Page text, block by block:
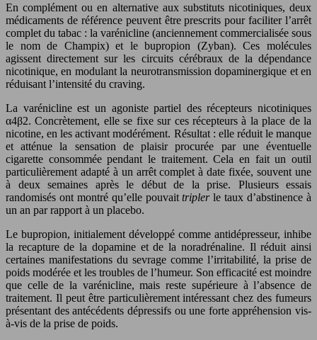
En complément ou en alternative aux substituts nicotiniques, deux
médicaments de référence peuvent être prescrits pour faciliter l’arrêt
complet du tabac : la varénicline (anciennement commercialisée sous
le nom de Champix) et le bupropion (Zyban). Ces molécules
agissent directement sur les circuits cérébraux de la dépendance
nicotinique, en modulant la neurotransmission dopaminergique et en
réduisant l’intensité du craving.
La varénicline est un agoniste partiel des récepteurs nicotiniques
α4β2. Concrètement, elle se fixe sur ces récepteurs à la place de la
nicotine, en les activant modérément. Résultat : elle réduit le manque
et atténue la sensation de plaisir procurée par une éventuelle
cigarette consommée pendant le traitement. Cela en fait un outil
particulièrement adapté à un arrêt complet à date fixée, souvent une
à deux semaines après le début de la prise. Plusieurs essais
randomisés ont montré qu’elle pouvaittriplerle taux d’abstinence à
un an par rapport à un placebo.
Le bupropion, initialement développé comme antidépresseur, inhibe
la recapture de la dopamine et de la noradrénaline. Il réduit ainsi
certaines manifestations du sevrage comme l’irritabilité, la prise de
poids modérée et les troubles de l’humeur. Son efficacité est moindre
que celle de la varénicline, mais reste supérieure à l’absence de
traitement. Il peut être particulièrement intéressant chez des fumeurs
présentant des antécédents dépressifs ou une forte appréhension vis-
à-vis de la prise de poids.